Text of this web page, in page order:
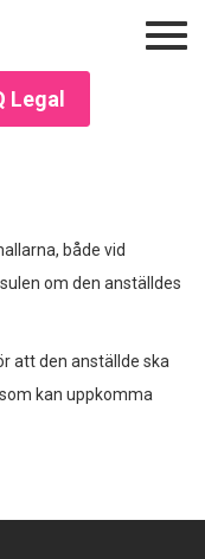
Legal
både vid
om den anställdes
att den anställde ska
kan uppkomma